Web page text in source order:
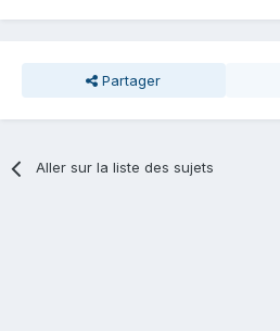
Partager
Aller sur la liste des sujets